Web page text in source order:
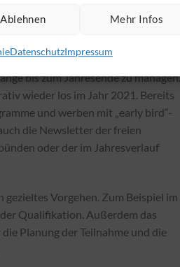
Ablehnen Mehr Infos
DatenschutzImpressum
Ziele. Wenn diese Prägung
Bezug und
bis zum Jahresende zu managen.
wieder los im Jahr 2021. Bereits
und werben mit „early bird“-
die Newsletter der freien
oder der im Jahresverlauf
Vorgehen. Zum Beispiel im
Qualifikation. Außerdem das
Planung der Teilnahme und die